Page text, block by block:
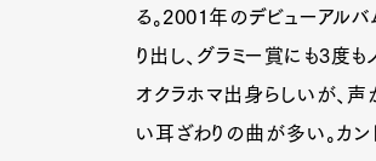
る。2001年のデビューアルバ
り出し、グラミー賞にも3度
オクラホマ出身らしいが、声
い耳ざわりの曲が多い。カン